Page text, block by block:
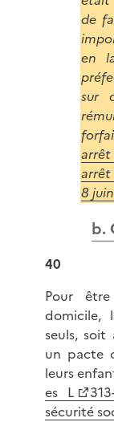
de
en
sur
arrêt
8
b.
40
Pour
domicile,
seuls,
un pacte
leurs
es L
sécurité